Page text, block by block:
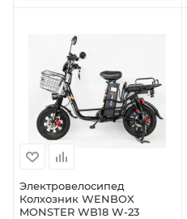
Электровелосипед
Колхозник WENBOX
MONSTER WB18 W-23